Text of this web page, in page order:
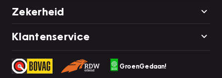
Zekerheid
Klantenservice
GroenGedaan!